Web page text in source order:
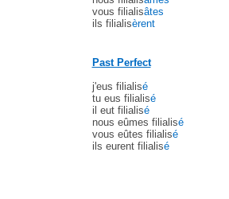
vous filialisâtes
ils filialisèrent
Past Perfect
j'eus filialisé
tu eus filialisé
il eut filialisé
nous eûmes filialisé
vous eûtes filialisé
ils eurent filialisé